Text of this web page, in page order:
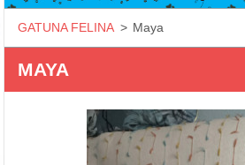
GATUNA FELINA > Maya
MAYA